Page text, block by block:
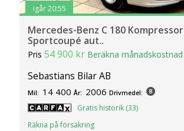
igår 20:55
Mercedes-Benz C 180 Kompressor
Sportcoupé aut..
Pris54 900 kr Beräkna månadskostnad
Sebastians Bilar AB
Mil: 14 400 År: 2006 Drivmedel:
Gratis historik (33)
Räkna på försäkring